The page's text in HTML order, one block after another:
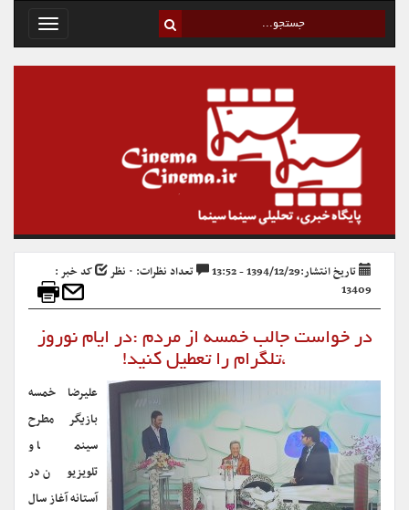
Toggle
تاریخ انتشار:1394/12/29 - 13:52 تعداد نظرات: ۰ نظر
کد خبر :
13409
در خواست جالب خمسه از مردم :در ایام نوروز
،تلگرام را تعطیل کنید!
علیرضا خمسه
بازیگر مطرح
سینما و
تلویزیون در
آستانه آغاز سال